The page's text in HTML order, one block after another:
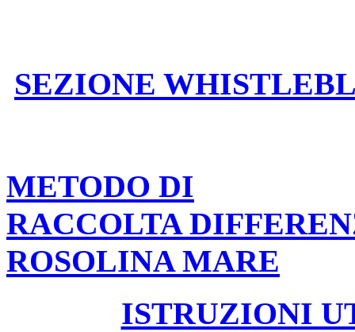
SEZIONE
METODO DI
RACCOLTA
ROSOLINA MARE
ISTRUZIONI